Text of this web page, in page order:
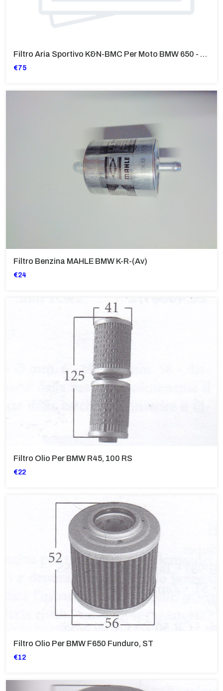
Filtro Aria Sportivo K&N-BMC Per Moto BMW 650 - F CS Scarver (K1
€75
Filtro Benzina MAHLE BMW K-R-(av)
€24
Filtro Olio Per BMW R45, 100 RS
€22
Filtro Olio Per BMW F650 Funduro, ST
€12